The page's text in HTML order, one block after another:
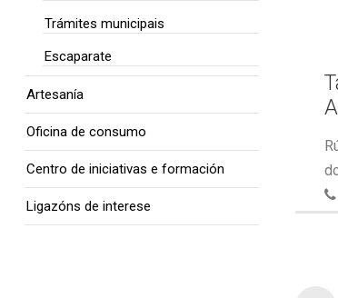
Trámites municipais
Escaparate
Artesanía
Oficina de consumo
Centro de iniciativas e formación
Ligazóns de interese